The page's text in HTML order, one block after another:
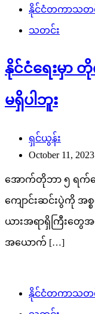
နိုင်ငံတကာသတ
သတင်း
နိုင်ငံရေးမှ
မရှိပါဘူး
ရှင်ယွန်း
October 11, 2023
အောက်တိုဘာ ၅ ရက်န
ကျောင်းဆင်းပွဲကို အစ္စ
ယားအရာရှိကြီးတွေ
အယောက် […]
နိုင်ငံတကာသတ